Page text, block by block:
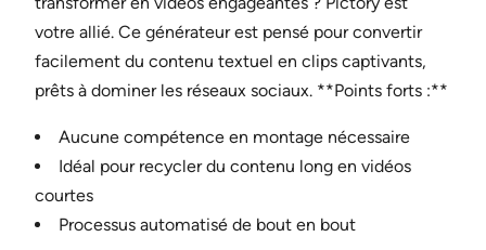
votre allié. Ce générateur est pensé pour convertir
facilement du contenu textuel en clips captivants,
prêts à dominer les réseaux sociaux. **Points forts :**
Aucune compétence en montage nécessaire
Idéal pour recycler du contenu long en vidéos
courtes
Processus automatisé de bout en bout